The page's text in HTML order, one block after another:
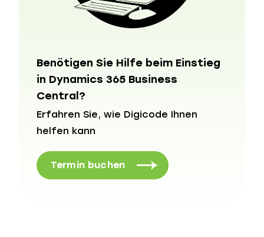
Benötigen Sie Hilfe beim Einstieg
in Dynamics 365 Business
Central?
Erfahren Sie, wie Digicode Ihnen
helfen kann
Termin buchen